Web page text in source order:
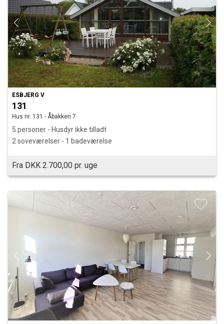
ESBJERG V
131
Hus nr. 131 - Åbakken 7
5 personer - Husdyr ikke tilladt
2 soveværelser - 1 badeværelse
Fra DKK 2.700,00 pr. uge